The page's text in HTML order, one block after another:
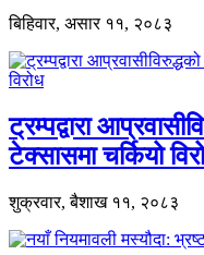
बिहिवार, असार ११, २०८३
ट्रम्पद्वारा
टेक्सासमा चर्कियो
शुक्रवार, बैशाख ११, २०८३